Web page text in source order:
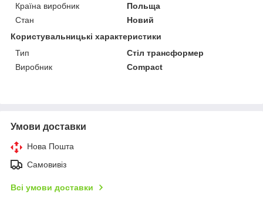
Країна виробник
Польща
Стан
Новий
Користувальницькі характеристики
Тип
Стіл трансформер
Виробник
Compact
Умови доставки
Нова Пошта
Самовивіз
Всі умови доставки